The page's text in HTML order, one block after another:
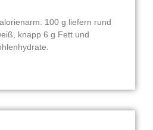
100 g liefern rund
knapp 6 g Fett und